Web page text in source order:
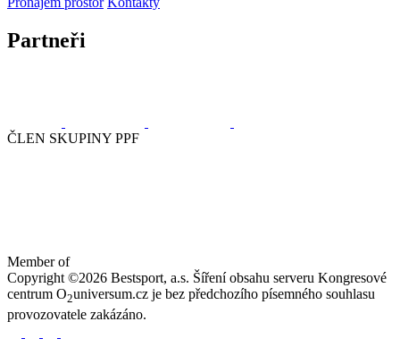
Partneři
ČLEN SKUPINY PPF
Member of
Copyright ©2026 Bestsport, a.s. Šíření obsahu serveru Kongresové
centrum O2universum.cz je bez předchozího písemného souhlasu
provozovatele zakázáno.